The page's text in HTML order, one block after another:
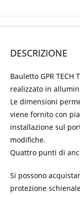
DESCRIZIONE
Bauletto GPR TECH
realizzato in
Le dimensioni
viene fornito con
installazione sul
modifiche.
Quattro punti di
Si possono
protezione